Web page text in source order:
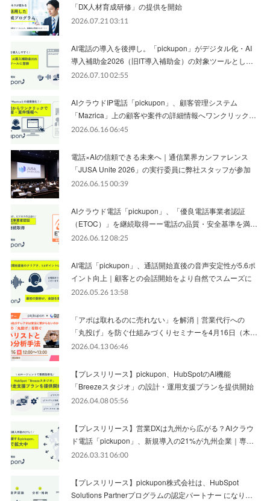
「DX人材育成研修」の提供を開始
2026.07.21 03:11
AI電話の導入を後押し。「pickupon」がデジタル化・AI
導入補助金2026（旧IT導入補助金）の対象ツールとし…
2026.07.10 02:55
AIクラウドIP電話「pickupon」、顧客管理システム
「Mazrica」上の顧客や案件の詳細情報へワンクリック…
2026.06.16 06:45
電話×AIの信頼できる未来へ｜通信業界カンファレンス
「JUSA Unite 2026」の実行委員に弊社スタッフが参加
2026.06.15 00:39
AIクラウド電話「pickupon」、「優良電話事業者認証
（ETOC）」を継続取得ーー電話の品質・安全基準を満…
2026.06.12 08:25
AI電話「pickupon」、通話開始直後の音声安定性が5.6ポ
イント向上｜顧客との会話開始をより自然でスムーズに
2026.05.26 13:58
「アポは取れるのに売れない」を解消｜営業代行への
「丸投げ」を防ぐ仕組みづくりセミナーを4月16日（木…
2026.04.13 06:46
【プレスリリース】pickupon、HubSpotのAI機能
「Breezeスタジオ」の設計・運用支援プランを提供開始
2026.04.08 05:56
【プレスリリース】営業DXは九州から広がる？AIクラウ
ド電話「pickupon」、新規導入の21%が九州企業｜専…
2026.03.31 06:00
【プレスリリース】pickupon株式会社は、HubSpot
Solutions Partnerプログラムの認定パートナー になり…